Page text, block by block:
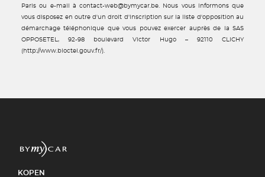
Paris ou e-mail à contact-web@bymycar.be. Nous vous informons que
vous disposez en outre d'un droit d'inscription sur la liste d'opposition au
démarchage téléphonique que vous pouvez exercer auprès de la SAS
OPPOSETEL, 92-98 boulevard Victor Hugo – 92110 CLICHY
(http://www.bloctel.gouv.fr/).
KOPEN